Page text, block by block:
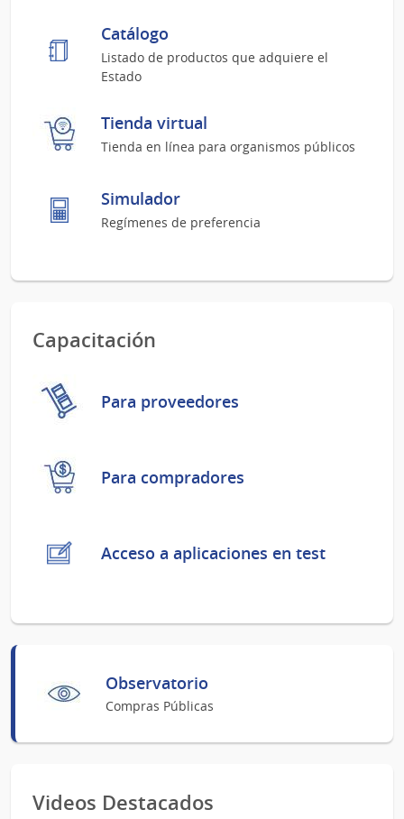
Catálogo
Listado de productos que adquiere el
Estado
Tienda virtual
Tienda en línea para organismos públicos
Simulador
Regímenes de preferencia
Capacitación
Para proveedores
Para compradores
Acceso a aplicaciones en test
Observatorio
Compras Públicas
Videos Destacados